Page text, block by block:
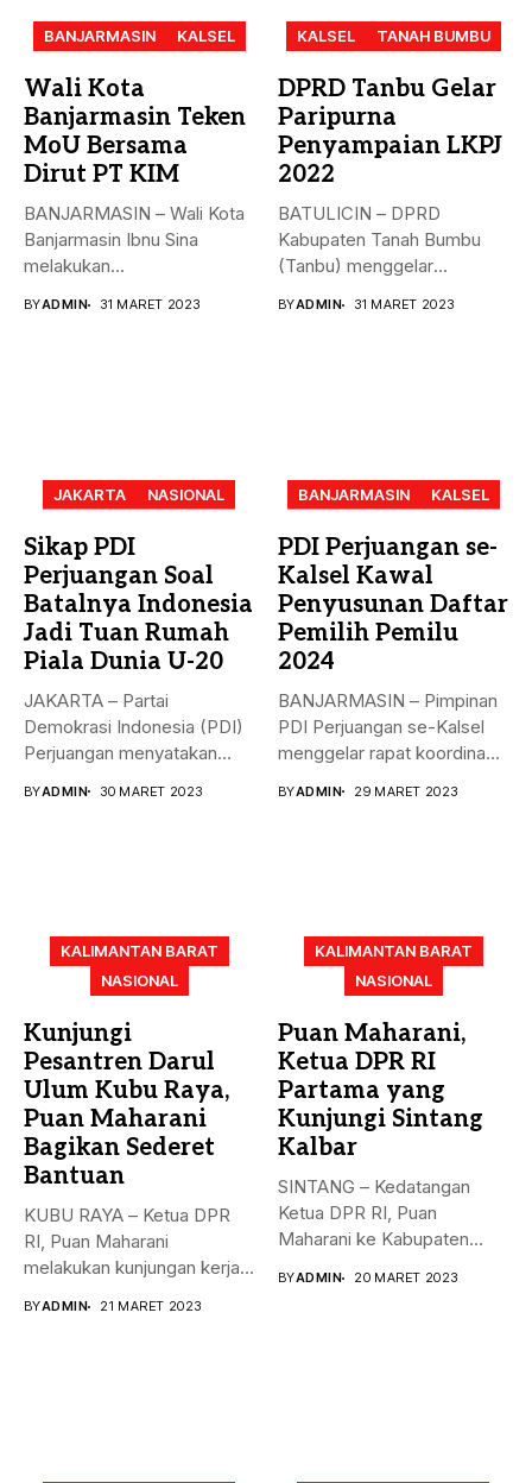
BANJARMASIN KALSEL
Wali Kota
Banjarmasin Teken
MoU Bersama
Dirut PT KIM
BANJARMASIN – Wali Kota
Banjarmasin Ibnu Sina
melakukan
BYADMIN 31 MARET 2023
KALSEL TANAH BUMBU
DPRD Tanbu Gelar
Paripurna
Penyampaian LKPJ
2022
BATULICIN – DPRD
Kabupaten Tanah Bumbu
(Tanbu) menggelar
BYADMIN 31 MARET 2023
JAKARTA NASIONAL
Sikap PDI
Perjuangan Soal
Batalnya Indonesia
Jadi Tuan Rumah
Piala Dunia U-20
JAKARTA – Partai
Demokrasi Indonesia (PDI)
Perjuangan menyatakan
BYADMIN 30 MARET 2023
BANJARMASIN KALSEL
PDI Perjuangan se-
Kalsel Kawal
Penyusunan Daftar
Pemilih Pemilu
2024
BANJARMASIN – Pimpinan
PDI Perjuangan se-Kalsel
menggelar rapat koordinasi
BYADMIN 29 MARET 2023
KALIMANTAN BARAT
NASIONAL
Kunjungi
Pesantren Darul
Ulum Kubu Raya,
Puan Maharani
Bagikan Sederet
Bantuan
KUBU RAYA – Ketua DPR
RI, Puan Maharani
melakukan kunjungan kerja
BYADMIN 21 MARET 2023
KALIMANTAN BARAT
NASIONAL
Puan Maharani,
Ketua DPR RI
Partama yang
Kunjungi Sintang
Kalbar
SINTANG – Kedatangan
Ketua DPR RI, Puan
Maharani ke Kabupaten
BYADMIN 20 MARET 2023